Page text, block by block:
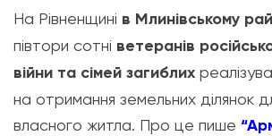
На Рівненщині в Млинівському
півтори сотні ветеранів
війни та сімей загиблих
на отримання земельних ділянок
власного житла. Про це пише